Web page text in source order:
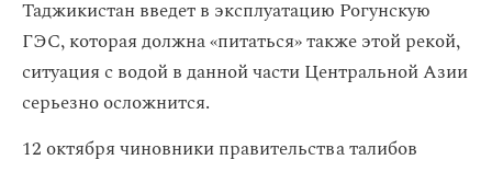
Таджикистан введет в эксплуатацию Рогунскую
ГЭС, которая должна «питаться» также этой рекой,
ситуация с водой в данной части Центральной Азии
серьезно осложнится.
12 октября чиновники правительства талибов